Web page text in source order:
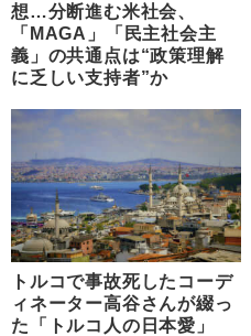
想…分断進む米社会、
「MAGA」「民主社会主
義」の共通点は“政策理解
に乏しい支持者”か
トルコで事故死したコーデ
ィネーター高谷さんが綴っ
た「トルコ人の日本愛」